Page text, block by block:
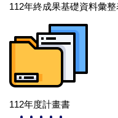
112年終成果基礎資料彙整
112年度計畫書